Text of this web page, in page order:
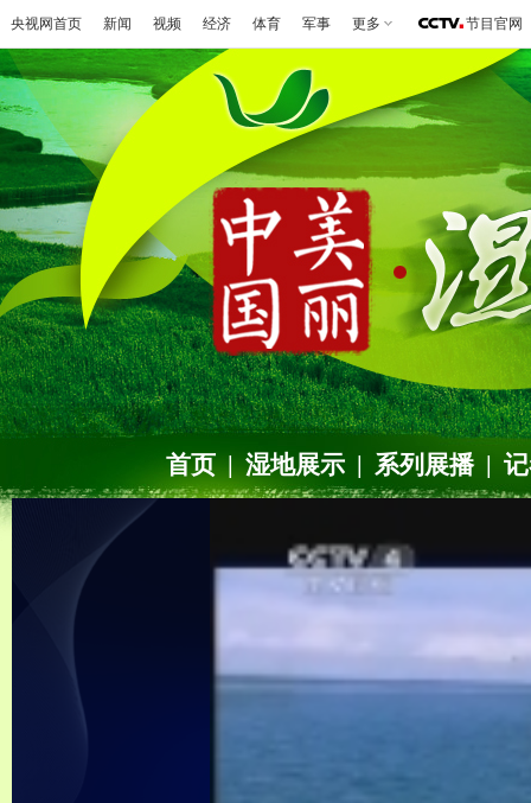
央视网首页 新闻 视频 经济 体育 军事 更多 节目官网
首页 | 湿地展示 | 系列展播 |